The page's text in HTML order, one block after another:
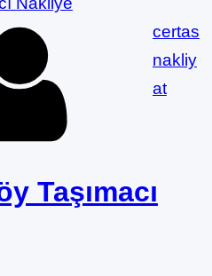
certas
nakliy
at
Taşımacı